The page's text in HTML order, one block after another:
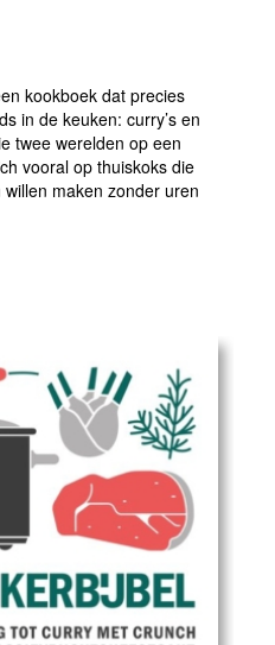
kookboek dat precies
in de keuken: curry’s en
twee werelden op een
vooral op thuiskoks die
maken zonder uren